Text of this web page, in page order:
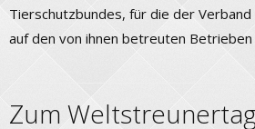
Tierschutzbundes, für die der
auf den von ihnen betreuten
Zum